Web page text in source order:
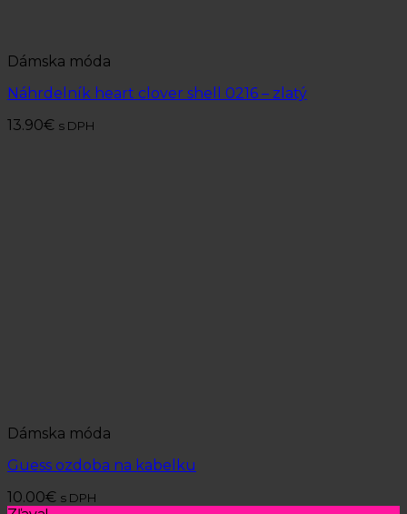
Dámska móda
Náhrdelník heart clover shell 0216 – zlatý
13.90€ s DPH
Dámska móda
Guess ozdoba na kabelku
10.00€ s DPH